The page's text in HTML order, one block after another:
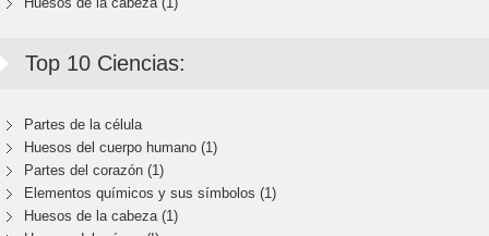
Top 10 Ciencias:
Partes de la célula
Huesos del cuerpo humano (1)
Partes del corazón (1)
Elementos químicos y sus símbolos (1)
Huesos de la cabeza (1)